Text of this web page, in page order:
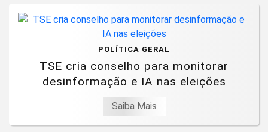
POLÍTICA GERAL
TSE cria conselho para monitorar
desinformação e IA nas eleições
Saiba Mais